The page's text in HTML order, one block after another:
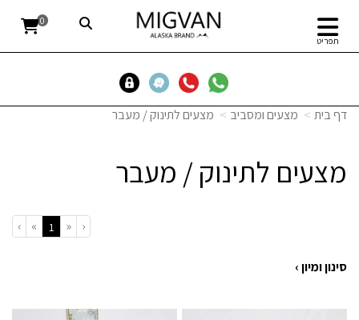
תפריט
0
דף בית מצעים ומסביב מצעים לתינוק / מעבר
מצעים לתינוק / מעבר
‹
«
1
»
›
סינון ומיון ›